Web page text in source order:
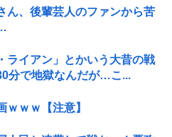
ん、後輩芸人のファンから苦
ライアン」とかいう大昔の戦
分で地獄なんだが…こ...
ｗｗｗ【注意】